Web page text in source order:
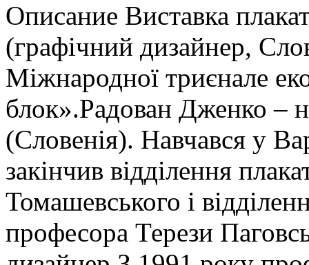
Описание Виставка
(графічний дизайнер,
Міжнародної триєнале
блок».Радован Дженко –
(Словенія). Навчався у
закінчив відділення
Томашевського і
професора Терези